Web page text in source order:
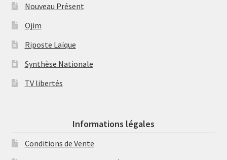
Nouveau Présent
Ojim
Riposte Laïque
Synthèse Nationale
TV libertés
Informations légales
Conditions de Vente